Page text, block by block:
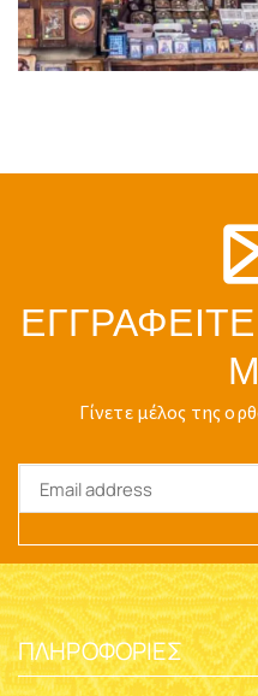
ΕΓΓΡΑΦΕΊΤΕ
Γίνετε μέλος της
ΠΛΗΡΟΦΟΡΊΕΣ